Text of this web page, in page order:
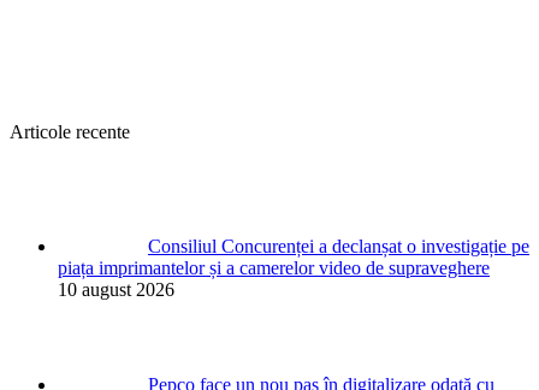
Articole recente
Consiliul Concurenței a declanșat o investigație pe
piața imprimantelor și a camerelor video de supraveghere
10 august 2026
Pepco face un nou pas în digitalizare odată cu